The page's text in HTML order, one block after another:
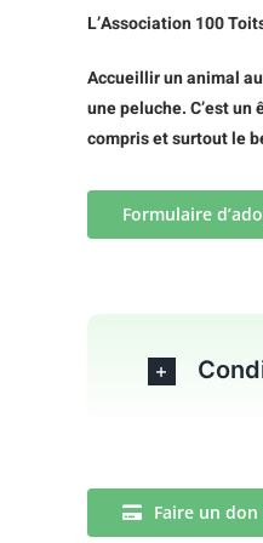
L’Association 100
Accueillir un animal
une peluche. C’est
compris et surtout le
Formulaire
Faire un don